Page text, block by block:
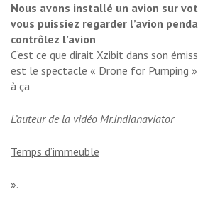
Nous avons installé un avion sur
vous puissiez regarder l’avion
contrôlez l’avion
C’est ce que dirait Xzibit dans son
est le spectacle « Drone for Pumping
à ça
L’auteur de la vidéo Mr.Indianaviator
Temps d’immeuble
».